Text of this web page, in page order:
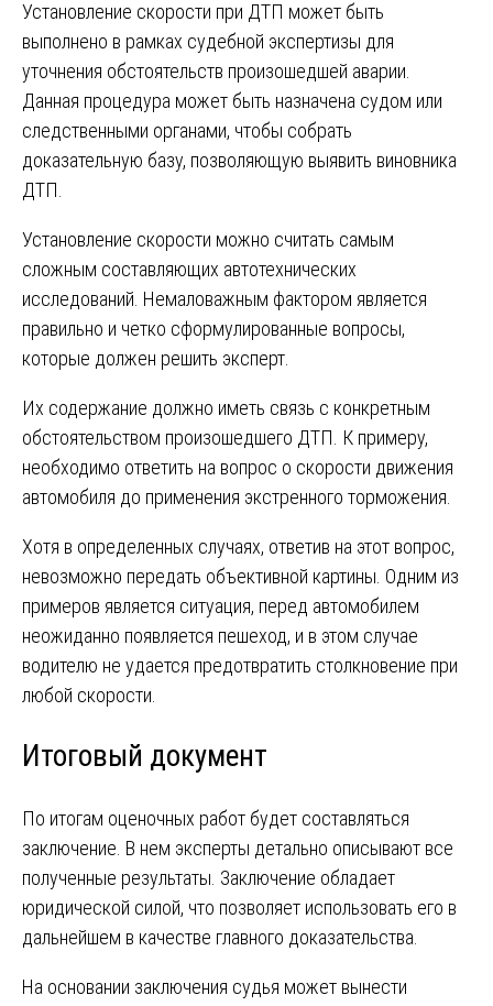
Установление скорости при ДТП может быть
выполнено в рамках судебной экспертизы для
уточнения обстоятельств произошедшей аварии.
Данная процедура может быть назначена судом или
следственными органами, чтобы собрать
доказательную базу, позволяющую выявить виновника
ДТП.
Установление скорости можно считать самым
сложным составляющих автотехнических
исследований. Немаловажным фактором является
правильно и четко сформулированные вопросы,
которые должен решить эксперт.
Их содержание должно иметь связь с конкретным
обстоятельством произошедшего ДТП. К примеру,
необходимо ответить на вопрос о скорости движения
автомобиля до применения экстренного торможения.
Хотя в определенных случаях, ответив на этот вопрос,
невозможно передать объективной картины. Одним из
примеров является ситуация, перед автомобилем
неожиданно появляется пешеход, и в этом случае
водителю не удается предотвратить столкновение при
любой скорости.
Итоговый документ
По итогам оценочных работ будет составляться
заключение. В нем эксперты детально описывают все
полученные результаты. Заключение обладает
юридической силой, что позволяет использовать его в
дальнейшем в качестве главного доказательства.
На основании заключения судья может вынести